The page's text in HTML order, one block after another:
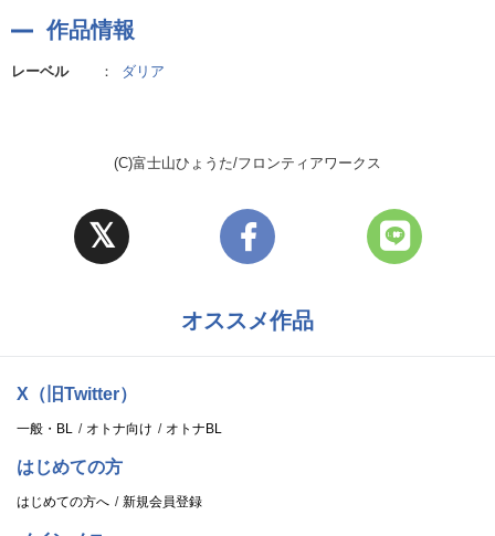
作品情報
レーベル ： ダリア
(C)富士山ひょうた/フロンティアワークス
オススメ作品
X（旧Twitter）
一般・BL オトナ向け オトナBL
はじめての方
はじめての方へ 新規会員登録